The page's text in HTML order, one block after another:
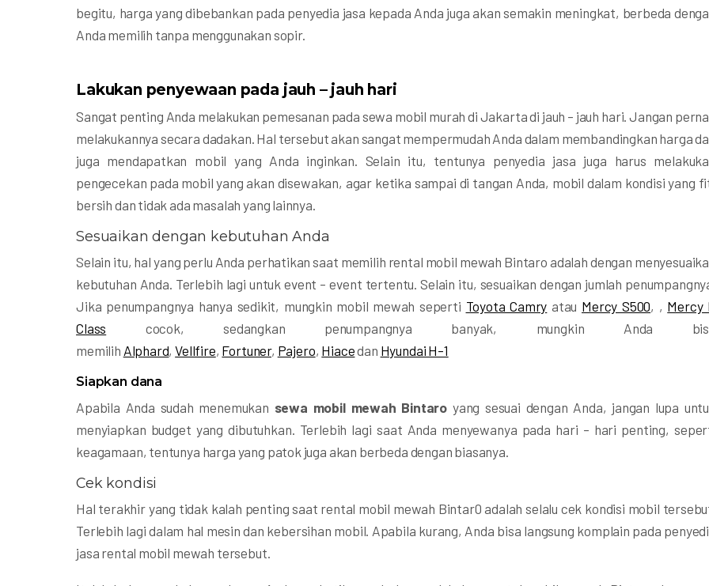
begitu, harga yang dibebankan pada penyedia jasa kepada Anda juga akan semakin meningkat, berbeda
Anda memilih tanpa menggunakan sopir.
Lakukan penyewaan pada jauh – jauh hari
Sangat penting Anda melakukan pemesanan pada sewa mobil murah di Jakarta di jauh – jauh hari. Jangan
melakukannya secara dadakan. Hal tersebut akan sangat mempermudah Anda dalam membandingkan harga
juga mendapatkan mobil yang Anda inginkan. Selain itu, tentunya penyedia jasa juga harus
pengecekan pada mobil yang akan disewakan, agar ketika sampai di tangan Anda, mobil dalam kondisi yang
bersih dan tidak ada masalah yang lainnya.
Sesuaikan dengan kebutuhan Anda
Selain itu, hal yang perlu Anda perhatikan saat memilih rental mobil mewah Bintaro adalah dengan
kebutuhan Anda. Terlebih lagi untuk event – event tertentu. Selain itu, sesuaikan dengan jumlah
Jika penumpangnya hanya sedikit, mungkin mobil mewah seperti Toyota Camry atau Mercy S500, , Mercy
Class cocok, sedangkan penumpangnya banyak, mungkin Anda
memilih Alphard,Vellfire, Fortuner, Pajero, Hiacedan Hyundai H-1
Siapkan dana
Apabila Anda sudah menemukan sewa mobil mewah Bintaro yang sesuai dengan Anda, jangan lupa
menyiapkan budget yang dibutuhkan. Terlebih lagi saat Anda menyewanya pada hari – hari penting,
keagamaan, tentunya harga yang patok juga akan berbeda dengan biasanya.
Cek kondisi
Hal terakhir yang tidak kalah penting saat rental mobil mewah Bintar0 adalah selalu cek kondisi mobil
Terlebih lagi dalam hal mesin dan kebersihan mobil. Apabila kurang, Anda bisa langsung komplain pada
jasa rental mobil mewah tersebut.